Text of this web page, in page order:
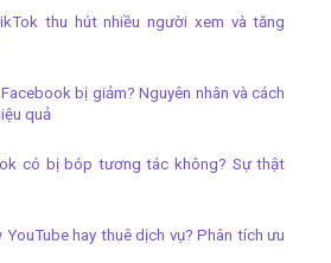
thu hút nhiều người xem và tăng
bị giảm? Nguyên nhân và cách
quả
có bị bóp tương tác không? Sự thật
YouTube hay thuê dịch vụ? Phân tích ưu